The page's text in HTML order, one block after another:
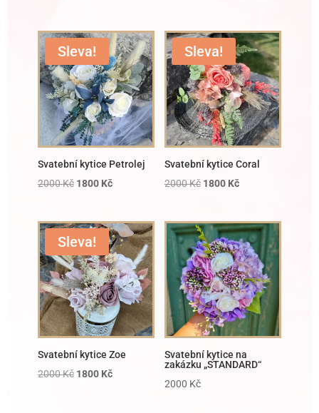
Sleva!
Svatební kytice Petrolej
2000Kč 1800 Kč
Sleva!
Svatební kytice Coral
2000Kč 1800 Kč
Sleva!
Svatební kytice Zoe
2000Kč 1800 Kč
Svatební kytice na
zakázku „STANDARD“
2000 Kč